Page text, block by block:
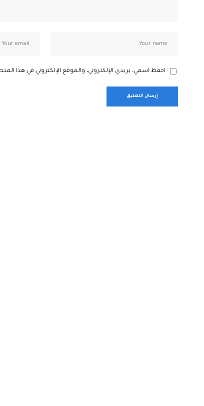
احفظ اسمي، بريدي الإلكتروني، والموقع الإلكتروني في هذا